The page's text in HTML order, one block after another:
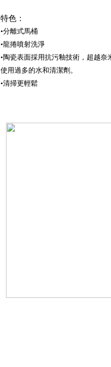
特色：
•分離式馬桶
•龍捲噴射洗淨
•陶瓷表面採用抗污釉技術，超越
使用過多的水和清潔劑。
•清掃更輕鬆